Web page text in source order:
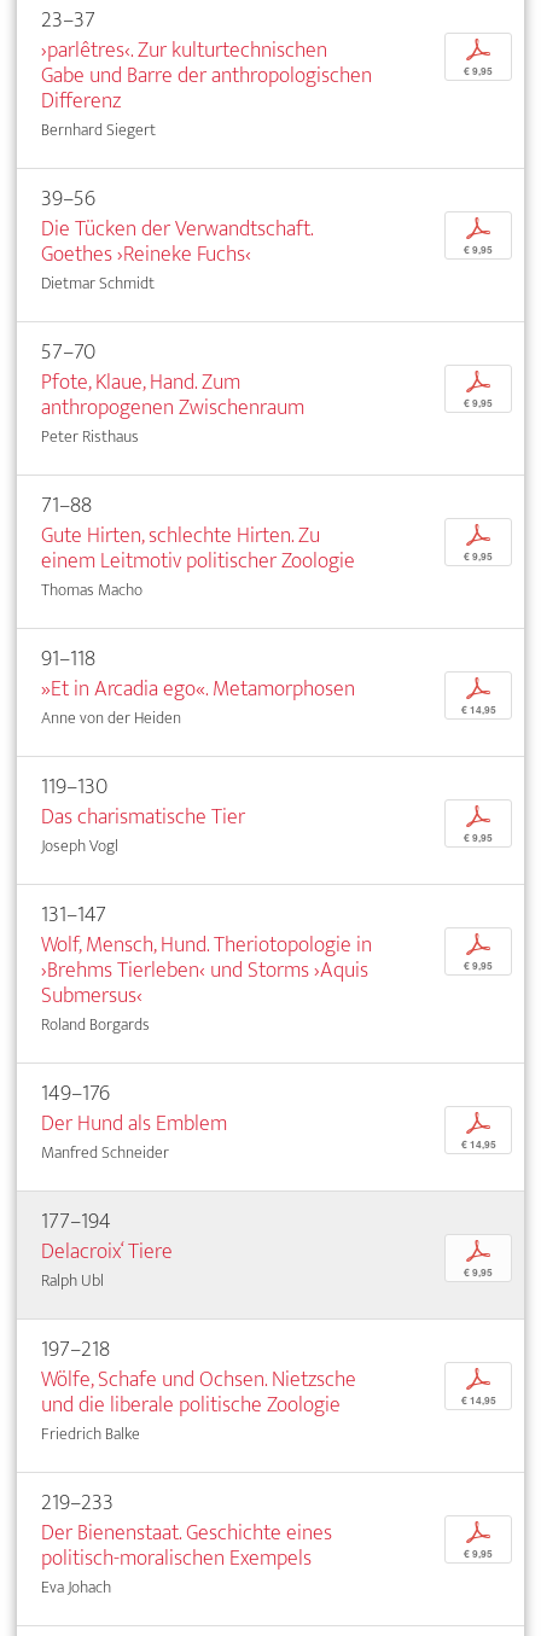
23–37
›parlêtres‹. Zur kulturtechnischen
Gabe und Barre der anthropologischen
Differenz
Bernhard Siegert
p
€ 9,95
39–56
Die Tücken der Verwandtschaft.
Goethes ›Reineke Fuchs‹
Dietmar Schmidt
p
€ 9,95
57–70
Pfote, Klaue, Hand. Zum
anthropogenen Zwischenraum
Peter Risthaus
p
€ 9,95
71–88
Gute Hirten, schlechte Hirten. Zu
einem Leitmotiv politischer Zoologie
Thomas Macho
p
€ 9,95
91–118
»Et in Arcadia ego«. Metamorphosen
Anne von der Heiden
p
€ 14,95
119–130
Das charismatische Tier
Joseph Vogl
p
€ 9,95
131–147
Wolf, Mensch, Hund. Theriotopologie in
›Brehms Tierleben‹ und Storms ›Aquis
Submersus‹
Roland Borgards
p
€ 9,95
149–176
Der Hund als Emblem
Manfred Schneider
p
€ 14,95
177–194
Delacroix‘ Tiere
Ralph Ubl
p
€ 9,95
197–218
Wölfe, Schafe und Ochsen. Nietzsche
und die liberale politische Zoologie
Friedrich Balke
p
€ 14,95
219–233
Der Bienenstaat. Geschichte eines
politisch-moralischen Exempels
Eva Johach
p
€ 9,95